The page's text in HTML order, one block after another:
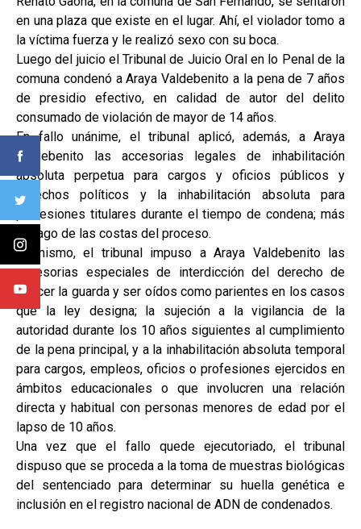
en una plaza que existe en el lugar. Ahí, el violador tomo a
la víctima fuerza y le realizó sexo con su boca.
Luego del juicio el Tribunal de Juicio Oral en lo Penal de la
comuna condenó a Araya Valdebenito a la pena de 7 años
de presidio efectivo, en calidad de autor del delito
consumado de violación de mayor de 14 años.
En fallo unánime, el tribunal aplicó, además, a Araya
Valdebenito las accesorias legales de inhabilitación
absoluta perpetua para cargos y oficios públicos y
derechos políticos y la inhabilitación absoluta para
profesiones titulares durante el tiempo de condena; más
el pago de las costas del proceso.
Asimismo, el tribunal impuso a Araya Valdebenito las
accesorias especiales de interdicción del derecho de
ejercer la guarda y ser oídos como parientes en los casos
que la ley designa; la sujeción a la vigilancia de la
autoridad durante los 10 años siguientes al cumplimiento
de la pena principal, y a la inhabilitación absoluta temporal
para cargos, empleos, oficios o profesiones ejercidos en
ámbitos educacionales o que involucren una relación
directa y habitual con personas menores de edad por el
lapso de 10 años.
Una vez que el fallo quede ejecutoriado, el tribunal
dispuso que se proceda a la toma de muestras biológicas
del sentenciado para determinar su huella genética e
inclusión en el registro nacional de ADN de condenados.